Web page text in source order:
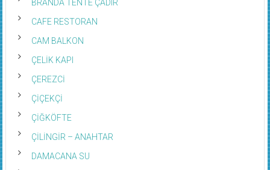
BRANDA TENTE ÇADIR
CAFE RESTORAN
CAM BALKON
ÇELİK KAPI
ÇEREZCİ
ÇİÇEKÇİ
ÇİĞKÖFTE
ÇİLİNGİR – ANAHTAR
DAMACANA SU